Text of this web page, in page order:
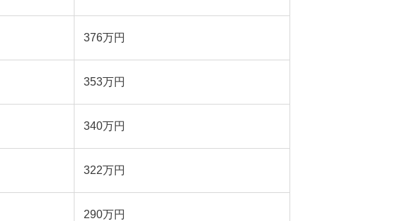
376万円
353万円
340万円
322万円
290万円